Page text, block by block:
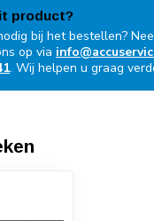
product?
bij het bestellen?
op via
. Wij helpen u graag